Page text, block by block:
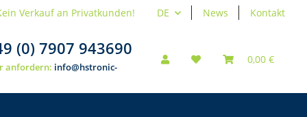
DE News Kontakt
Verkauf an Privatkunden!
(0) 7907 943690
anfordern: info@hstronic-
0,00 €